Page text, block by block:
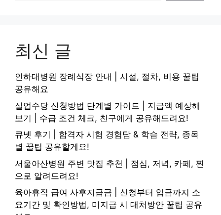
최신 글
인하대병원 장례식장 안내 | 시설, 절차, 비용 꿀팁
공유해요
실업수당 신청방법 단계별 가이드 | 지급액 예상해
보기 | 수급 조건 체크, 친구에게 공유해드려요!
큐넷 후기 | 합격자 시험 경험담 & 학습 전략, 종목
별 꿀팁 공유할게요!
서울아산병원 주변 맛집 추천 | 점심, 저녁, 카페, 찐
으로 알려드려요!
육아휴직 급여 사후지급금 | 신청부터 입금까지 소
요기간 및 확인방법, 미지급 시 대처방안 꿀팁 공유